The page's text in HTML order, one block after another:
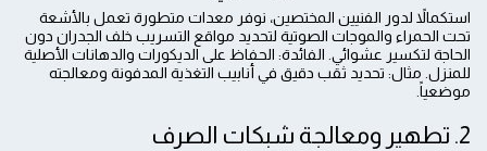
استكمالاً لدور الفنيين المختصين، نوفر معدات متطورة تعمل بالأشعة
تحت الحمراء والموجات الصوتية لتحديد مواقع التسريب خلف الجدران دون
الحاجة لتكسير عشوائي. الفائدة: الحفاظ على الديكورات والدهانات الأصلية
للمنزل. مثال: تحديد ثقب دقيق في أنابيب التغذية المدفونة ومعالجته
موضعياً.
2. تطهير ومعالجة شبكات الصرف